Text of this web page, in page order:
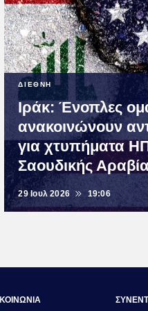
ΔΙΕΘΝΗ
Ιράκ: Ένοπλες
ανακοινώνουν
για χτυπήματα
Σαουδικής
29 Ιουλ 2026 19:06
ΚΟΙΝΩΝΙΑ